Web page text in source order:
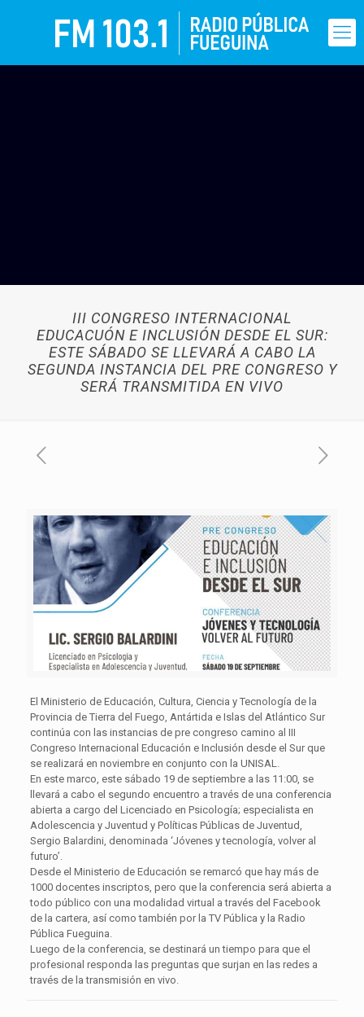
III CONGRESO INTERNACIONAL
EDUCACUÓN E INCLUSIÓN DESDE EL SUR:
ESTE SÁBADO SE LLEVARÁ A CABO LA
SEGUNDA INSTANCIA DEL PRE CONGRESO Y
SERÁ TRANSMITIDA EN VIVO
El Ministerio de Educación, Cultura, Ciencia y Tecnología de la
Provincia de Tierra del Fuego, Antártida e Islas del Atlántico Sur
continúa con las instancias de pre congreso camino al III
Congreso Internacional Educación e Inclusión desde el Sur que
se realizará en noviembre en conjunto con la UNISAL.
En este marco, este sábado 19 de septiembre a las 11:00, se
llevará a cabo el segundo encuentro a través de una conferencia
abierta a cargo del Licenciado en Psicología; especialista en
Adolescencia y Juventud y Políticas Públicas de Juventud,
Sergio Balardini, denominada ‘Jóvenes y tecnología, volver al
futuro’.
Desde el Ministerio de Educación se remarcó que hay más de
1000 docentes inscriptos, pero que la conferencia será abierta a
todo público con una modalidad virtual a través del Facebook
de la cartera, así como también por la TV Pública y la Radio
Pública Fueguina.
Luego de la conferencia, se destinará un tiempo para que el
profesional responda las preguntas que surjan en las redes a
través de la transmisión en vivo.